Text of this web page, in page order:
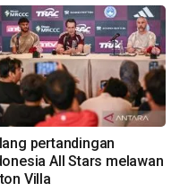
pertandingan
All Stars melawan
Villa